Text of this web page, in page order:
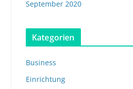
September 2020
Kategorien
Business
Einrichtung